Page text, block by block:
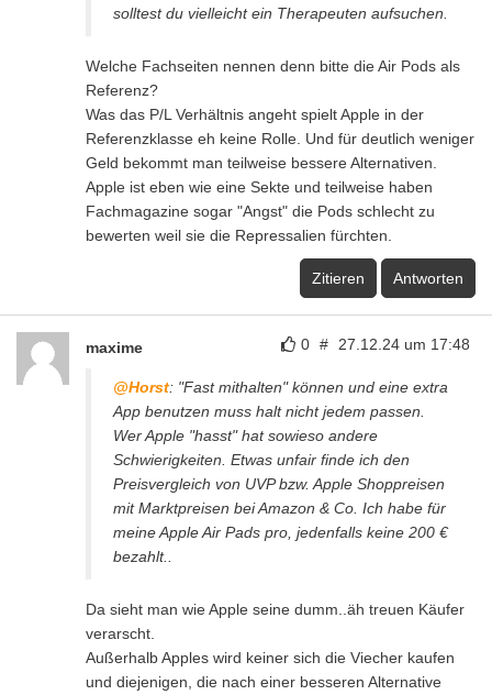
solltest du vielleicht ein Therapeuten aufsuchen.
Welche Fachseiten nennen denn bitte die Air Pods als
Referenz?
Was das P/L Verhältnis angeht spielt Apple in der
Referenzklasse eh keine Rolle. Und für deutlich weniger
Geld bekommt man teilweise bessere Alternativen.
Apple ist eben wie eine Sekte und teilweise haben
Fachmagazine sogar "Angst" die Pods schlecht zu
bewerten weil sie die Repressalien fürchten.
Zitieren Antworten
0 # 27.12.24 um 17:48
maxime
@Horst: "Fast mithalten" können und eine extra
App benutzen muss halt nicht jedem passen.
Wer Apple "hasst" hat sowieso andere
Schwierigkeiten. Etwas unfair finde ich den
Preisvergleich von UVP bzw. Apple Shoppreisen
mit Marktpreisen bei Amazon & Co. Ich habe für
meine Apple Air Pads pro, jedenfalls keine 200 €
bezahlt..
Da sieht man wie Apple seine dumm..äh treuen Käufer
verarscht.
Außerhalb Apples wird keiner sich die Viecher kaufen
und diejenigen, die nach einer besseren Alternative